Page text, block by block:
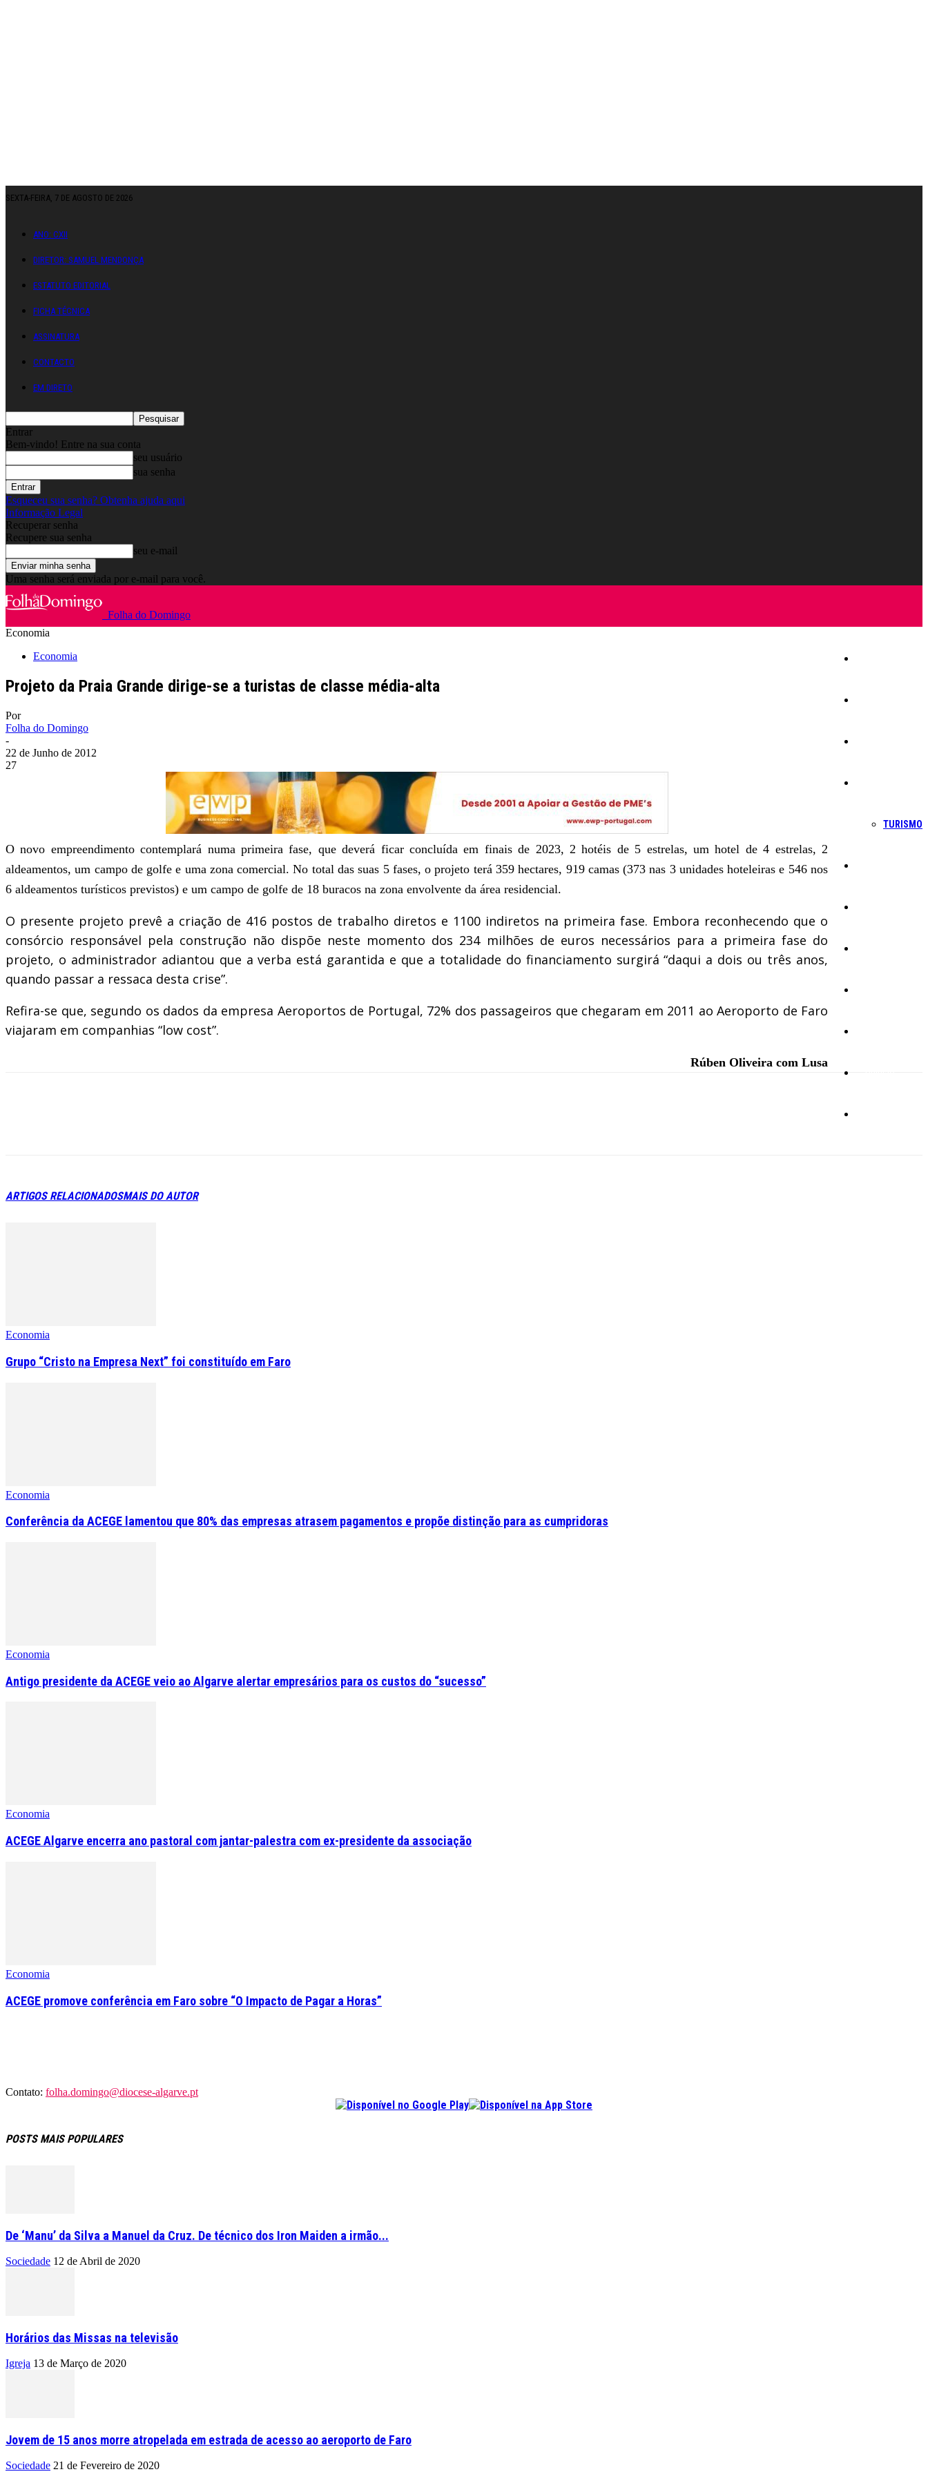
SEXTA-FEIRA, 7 DE AGOSTO DE 2026
ANO: CXII
DIRETOR: SAMUEL MENDONÇA
ESTATUTO EDITORIAL
FICHA TÉCNICA
ASSINATURA
CONTACTO
EM DIRETO
Entrar
Bem-vindo! Entre na sua conta
seu usuário
sua senha
Esqueceu sua senha? Obtenha ajuda aqui
Informação Legal
Recuperar senha
Recupere sua senha
seu e-mail
Uma senha será enviada por e-mail para você.
Folha do Domingo
TURISMO
Economia
Economia
Projeto da Praia Grande dirige-se a turistas de classe média-alta
Por
Folha do Domingo
-
22 de Junho de 2012
27
O novo empreendimento contemplará numa primeira fase, que deverá ficar concluída em finais de 2023, 2 hotéis de 5 estrelas, um hotel de 4 estrelas, 2
aldeamentos, um campo de golfe e uma zona comercial. No total das suas 5 fases, o projeto terá 359 hectares, 919 camas (373 nas 3 unidades hoteleiras e 546 nos
6 aldeamentos turísticos previstos) e um campo de golfe de 18 buracos na zona envolvente da área residencial.
O presente projeto prevê a criação de 416 postos de trabalho diretos e 1100 indiretos na primeira fase. Embora reconhecendo que o
consórcio responsável pela construção não dispõe neste momento dos 234 milhões de euros necessários para a primeira fase do
projeto, o administrador adiantou que a verba está garantida e que a totalidade do financiamento surgirá “daqui a dois ou três anos,
quando passar a ressaca desta crise”.
Refira-se que, segundo os dados da empresa Aeroportos de Portugal, 72% dos passageiros que chegaram em 2011 ao Aeroporto de Faro
viajaram em companhias “low cost”.
Rúben Oliveira com Lusa
ARTIGOS RELACIONADOSMAIS DO AUTOR
Economia
Grupo “Cristo na Empresa Next” foi constituído em Faro
Economia
Conferência da ACEGE lamentou que 80% das empresas atrasem pagamentos e propõe distinção para as cumpridoras
Economia
Antigo presidente da ACEGE veio ao Algarve alertar empresários para os custos do “sucesso”
Economia
ACEGE Algarve encerra ano pastoral com jantar-palestra com ex-presidente da associação
Economia
ACEGE promove conferência em Faro sobre “O Impacto de Pagar a Horas”
Contato: folha.domingo@diocese-algarve.pt
POSTS MAIS POPULARES
De ‘Manu’ da Silva a Manuel da Cruz. De técnico dos Iron Maiden a irmão...
Sociedade 12 de Abril de 2020
Horários das Missas na televisão
Igreja 13 de Março de 2020
Jovem de 15 anos morre atropelada em estrada de acesso ao aeroporto de Faro
Sociedade 21 de Fevereiro de 2020